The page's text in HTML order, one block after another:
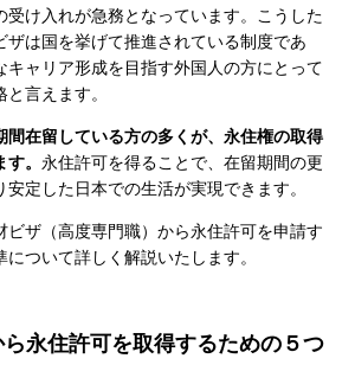
受け入れが急務となっています。こうした
ザは国を挙げて推進されている制度であ
キャリア形成を目指す外国人の方にとって
言えます。
間在留している方の多くが、永住権の取得
。 永住許可を得ることで、在留期間の更
定した日本での生活が実現できます。
ビザ（高度専門職）から永住許可を申請す
ついて詳しく解説いたします。
永住許可を取得するための５つ